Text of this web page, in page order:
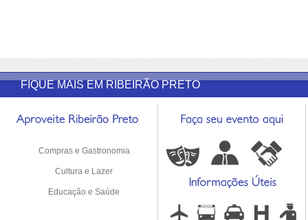
FIQUE MAIS EM RIBEIRÃO PRETO
Compras e Gastronomia
Cultura e Lazer
Educação e Saúde